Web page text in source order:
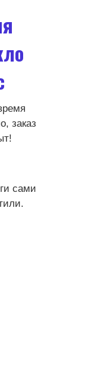
заказ
сами